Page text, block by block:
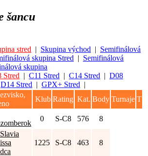
šancu
stred | Skupina východ | Semifinálová
skupina Stred | Semifinálová
skupina
Stred | C11 Stred | C14 Stred | D08
D14 Stred | GPX+ Stred |
Klub Rating Kat. Body Turnaje T
0 S-C8 576 8
1225 S-C8 463 8